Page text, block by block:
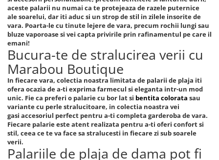
aceste palarii nu numai ca te protejeaza de razele puternice
ale soarelui, dar iti aduc si un strop de stil in zilele insorite de
vara. Poarta-le cu tinute lejere de vara, precum rochii lungi sau
bluze vaporoase si vei capta privirile prin rafinamentul pe care il
emani!
Bucura-te de stralucirea verii cu
Marabou Boutique
In fiecare vara, colectia noastra limitata de palarii de plaja iti
ofera ocazia de a-ti exprima farmecul si eleganta intr-un mod
unic. Fie ca preferi o palarie cu bor lat si bentita colorata sau
variante cu perle stralucitoare, in colectia noastra vei
gasi accesoriul perfect pentru a-ti completa garderoba de vara.
Fiecare palarie este atent realizata pentru a-ti oferi confort si
stil, ceea ce te va face sa stralucesti in fiecare zi sub soarele
verii.
Palariile de plaja de dama pot fi